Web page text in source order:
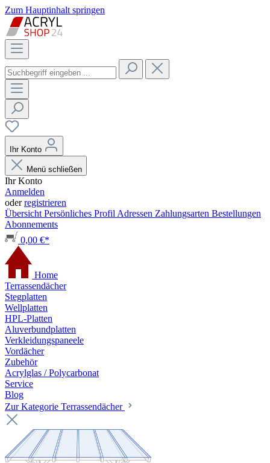
Zum Hauptinhalt springen
Ihr Konto
Menü schließen
Ihr Konto
Anmelden
oderregistrieren
Übersicht Persönliches Profil Adressen Zahlungsarten Bestellungen
Abonnements
0,00 €*
Home
Terrassendächer
Stegplatten
Wellplatten
HPL-Platten
Aluverbundplatten
Verkleidungspaneele
Vordächer
Zubehör
Acrylglas / Polycarbonat
Service
Blog
Zur Kategorie Terrassendächer